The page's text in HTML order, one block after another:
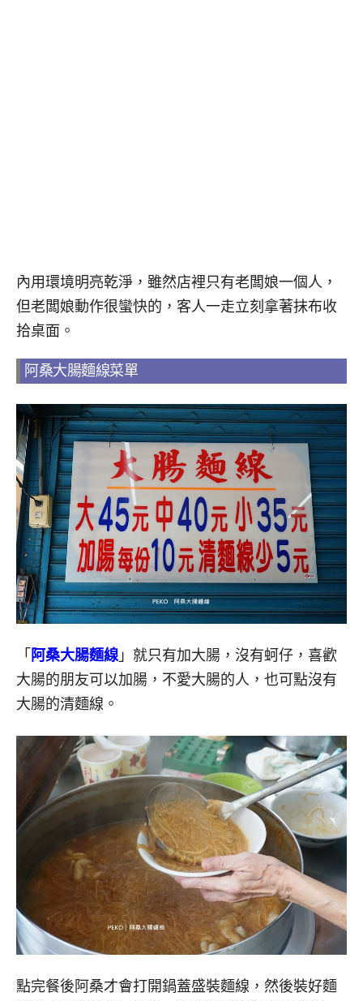
內用環境明亮乾淨，雖然店裡只有老闆娘一個人，
但老闆娘動作很蠻快的，客人一走立刻拿著抹布收
拾桌面。
阿桑大腸麵線菜單
「 阿桑大腸麵線」就只有加大腸，沒有蚵仔，喜歡
大腸的朋友可以加腸，不愛大腸的人，也可點沒有
大腸的清麵線。
點完餐後阿桑才會打開鍋蓋盛裝麵線，然後裝好麵